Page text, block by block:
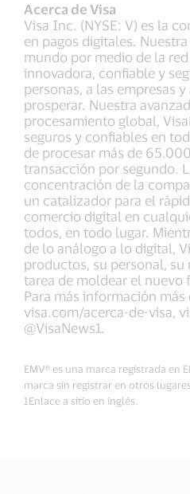
Acerca de Visa
Visa Inc. (NYSE: V) es la
en pagos digitales.
mundo por medio de la
innovadora, confiable y
personas, a las empresas
prosperar. Nuestra
procesamiento global,
seguros y confiables en
de procesar más de
transacción por segundo.
concentración de la
un catalizador para el
comercio digital en
todos, en todo lugar.
de lo análogo a lo digital,
productos, su personal, su
tarea de moldear el nuevo
Para más información
visa.com/acerca-de-visa,
@VisaNews1.
EMV® es una marca registrada en
marca sin registrar en otros
1Enlace a sitio en inglés.